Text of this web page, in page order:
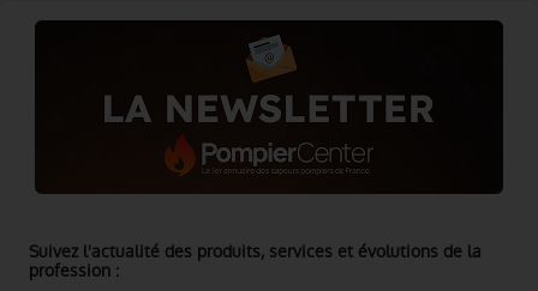
Suivez l'actualité des produits, services et évolutions de la
profession :